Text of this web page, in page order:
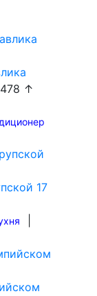
↑
17